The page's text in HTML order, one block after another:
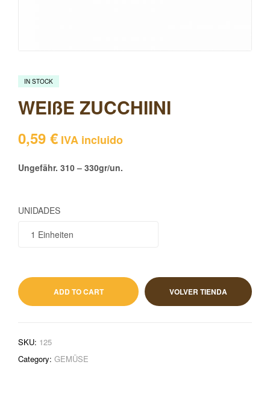
IN STOCK
WEIßE ZUCCHIINI
0,59 € IVA incluido
Ungefähr. 310 – 330gr/un.
UNIDADES
ADD TO CART VOLVER TIENDA
SKU: 125
Category: GEMÜSE